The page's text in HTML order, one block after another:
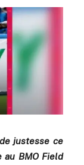
justesse ce
au BMO Field